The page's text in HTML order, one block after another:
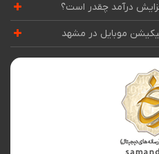
درآمد چقدر است؟
موبایل در مشهد